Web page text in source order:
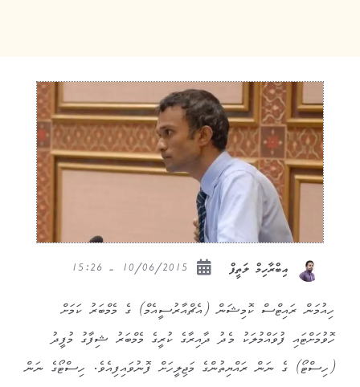
އިބްރާހިމް ލަތީފް
ހިއުމަން ރައިޓްސް ކޮމިޝަން (އެޗްއާރުސީއެމް) ގެ މެމްބަރު ކަމަށް
ހޮވުމަށްޓައި ފުވައްމުލަކު މެދު ދާއިރާގެ ކުރީގެ މެމްބަރު ޝިފާގު މުފީދު
(ހިސްޓޯ) ގެ ނަން ރައްޔިތުންގެ މަޖިލީހަށް ފޮނުވައިފިއެވެ. ހިސްޓޯގެ ނަން